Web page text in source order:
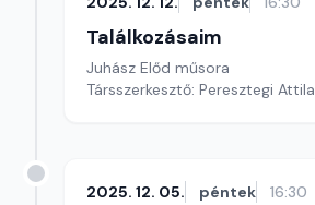
Találkozásaim
Juhász Előd műsora
Társszerkesztő: Peresztegi Attila
2025. 12. 05. péntek 16:30